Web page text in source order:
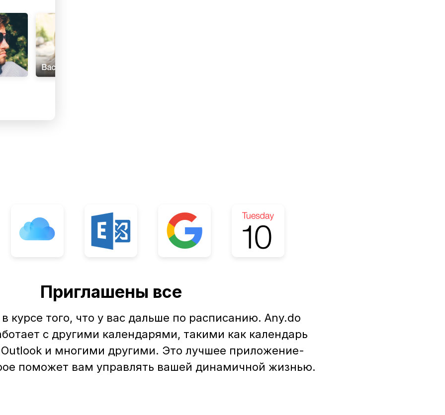
Приглашены все
в курсе того, что у вас дальше по расписанию. Any.do
с другими календарями, такими как календарь
Outlook и многими другими. Это лучшее приложение-
поможет вам управлять вашей динамичной жизнью.